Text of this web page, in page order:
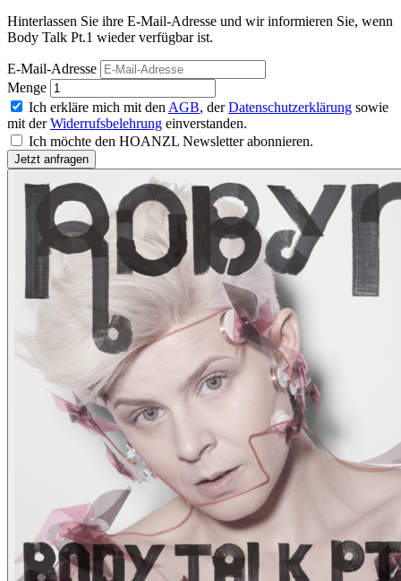
Hinterlassen Sie ihre E-Mail-Adresse und wir informieren Sie, wenn
Body Talk Pt.1 wieder verfügbar ist.
E-Mail-Adresse
Menge
Ich erkläre mich mit den AGB, derDatenschutzerklärung sowie
mit derWiderrufsbelehrung einverstanden.
Ich möchte den HOANZL Newsletter abonnieren.